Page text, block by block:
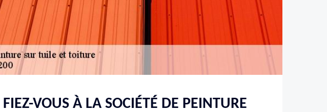
FIEZ-VOUS À LA SOCIÉTÉ DE PEINTURE